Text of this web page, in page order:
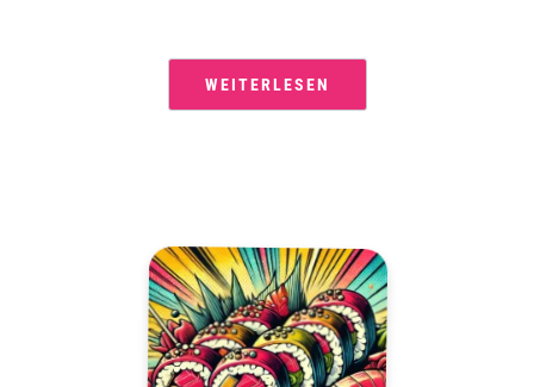
WEITERLESEN